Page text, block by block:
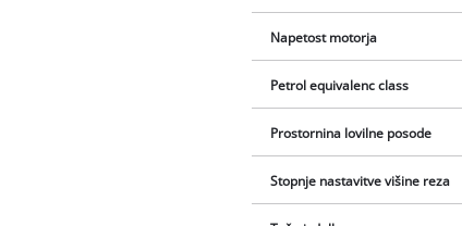
Napetost motorja
Petrol equivalenc class
Prostornina lovilne posode
Stopnje nastavitve višine reza